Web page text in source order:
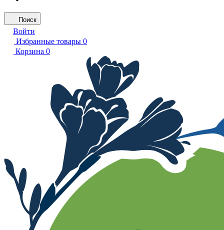
Поиск
Войти
Избранные товары 0
Корзина 0